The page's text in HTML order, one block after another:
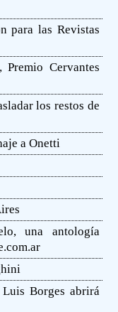
para las Revistas
Cervantes
los restos de
a Onetti
una antología
Borges abrirá